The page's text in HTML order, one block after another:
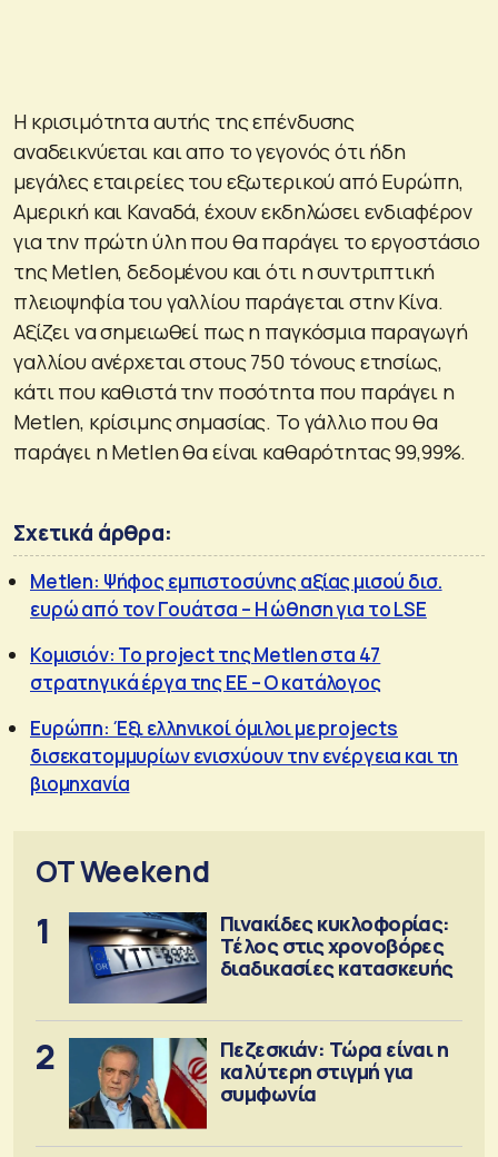
Η κρισιμότητα αυτής της επένδυσης
αναδεικνύεται και απο το γεγονός ότι ήδη
μεγάλες εταιρείες του εξωτερικού από Ευρώπη,
Αμερική και Καναδά, έχουν εκδηλώσει ενδιαφέρον
για την πρώτη ύλη που θα παράγει το εργοστάσιο
της Metlen, δεδομένου και ότι η συντριπτική
πλειοψηφία του γαλλίου παράγεται στην Κίνα.
Αξίζει να σημειωθεί πως η παγκόσμια παραγωγή
γαλλίου ανέρχεται στους 750 τόνους ετησίως,
κάτι που καθιστά την ποσότητα που παράγει η
Metlen, κρίσιμης σημασίας. Το γάλλιο που θα
παράγει η Metlen θα είναι καθαρότητας 99,99%.
Σχετικά άρθρα:
Metlen: Ψήφος εμπιστοσύνης αξίας μισού δισ.
ευρώ από τον Γουάτσα – Η ώθηση για το LSE
Κομισιόν: To project της Metlen στα 47
στρατηγικά έργα της ΕΕ – Ο κατάλογος
Ευρώπη: Έξι ελληνικοί όμιλοι με projects
δισεκατομμυρίων ενισχύουν την ενέργεια και τη
βιομηχανία
OT Weekend
1
Πινακίδες κυκλοφορίας:
Τέλος στις χρονοβόρες
διαδικασίες κατασκευής
2
Πεζεσκιάν: Τώρα είναι η
καλύτερη στιγμή για
συμφωνία